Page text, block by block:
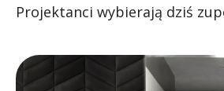
Projektanci wybierają dziś